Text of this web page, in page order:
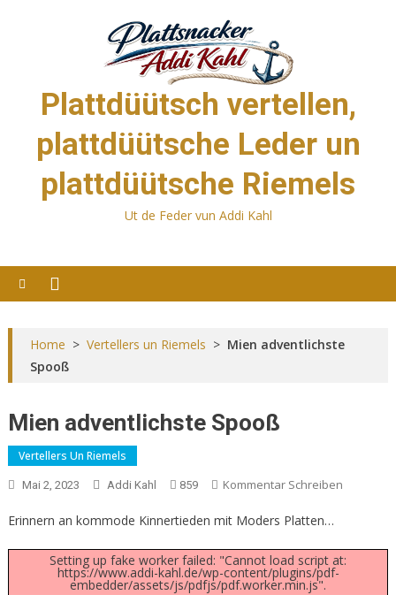
Plattdüütsch vertellen,
plattdüütsche Leder un
plattdüütsche Riemels
Ut de Feder vun Addi Kahl
Home > Vertellers un Riemels > Mien adventlichste
Spooß
Mien adventlichste Spooß
Vertellers Un Riemels
Mai 2, 2023 Addi Kahl 859 Kommentar Schreiben
Erinnern an kommode Kinnertieden mit Moders Platten…
Setting up fake worker failed: "Cannot load script at:
https://www.addi-kahl.de/wp-content/plugins/pdf-
embedder/assets/js/pdfjs/pdf.worker.min.js".